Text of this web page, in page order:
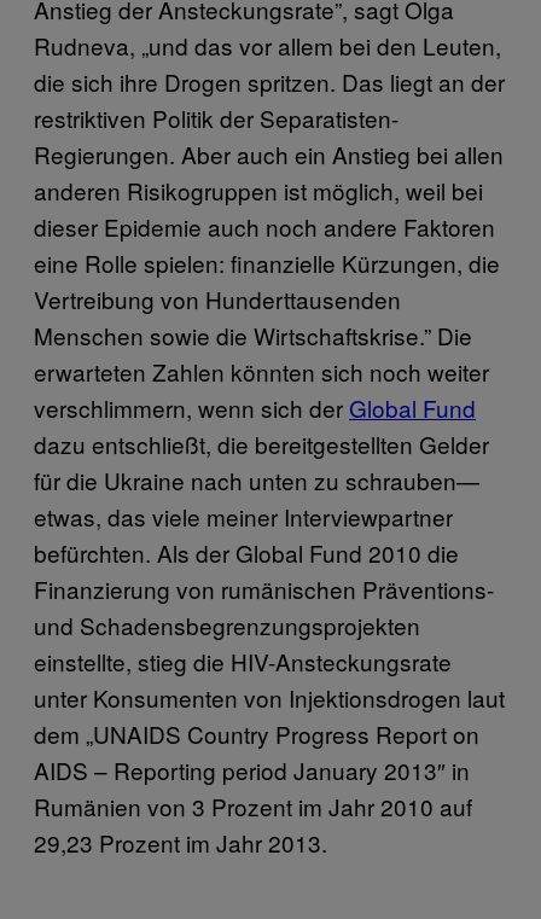
Anstieg der Ansteckungsrate”, sagt Olga
Rudneva, „und das vor allem bei den Leuten,
die sich ihre Drogen spritzen. Das liegt an der
restriktiven Politik der Separatisten-
Regierungen. Aber auch ein Anstieg bei allen
anderen Risikogruppen ist möglich, weil bei
dieser Epidemie auch noch andere Faktoren
eine Rolle spielen: finanzielle Kürzungen, die
Vertreibung von Hunderttausenden
Menschen sowie die Wirtschaftskrise.” Die
erwarteten Zahlen könnten sich noch weiter
verschlimmern, wenn sich der Global Fund
dazu entschließt, die bereitgestellten Gelder
für die Ukraine nach unten zu schrauben—
etwas, das viele meiner Interviewpartner
befürchten. Als der Global Fund 2010 die
Finanzierung von rumänischen Präventions-
und Schadensbegrenzungsprojekten
einstellte, stieg die HIV-Ansteckungsrate
unter Konsumenten von Injektionsdrogen laut
dem „UNAIDS Country Progress Report on
AIDS – Reporting period January 2013″ in
Rumänien von 3 Prozent im Jahr 2010 auf
29,23 Prozent im Jahr 2013.